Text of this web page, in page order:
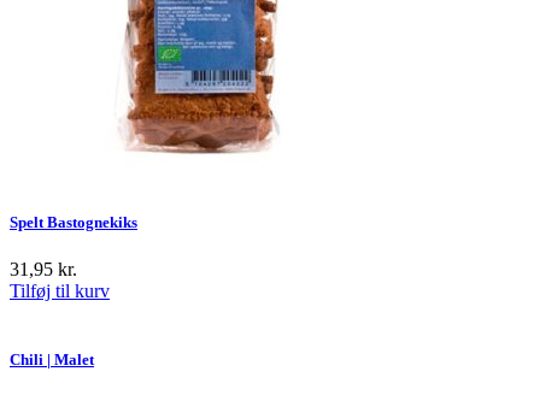
Spelt Bastognekiks
31,95 kr.
Tilføj til kurv
Chili | Malet